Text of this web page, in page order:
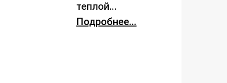
теплой...
Подробнее...